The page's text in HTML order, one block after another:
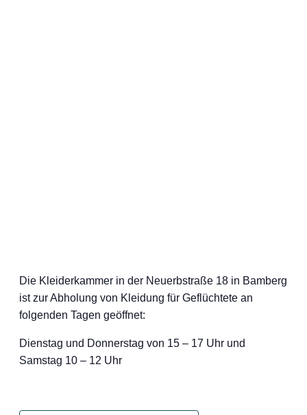
Die Kleiderkammer in der Neuerbstraße 18 in Bamberg
ist zur Abholung von Kleidung für Geflüchtete an
folgenden Tagen geöffnet:
Dienstag und Donnerstag von 15 – 17 Uhr und
Samstag 10 – 12 Uhr